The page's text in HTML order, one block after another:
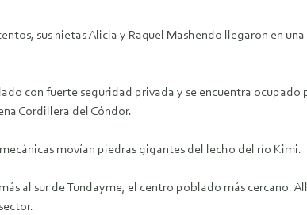
sus nietas Alicia y Raquel Mashendo llegaron en
con fuerte seguridad privada y se encuentra
Cordillera del Cóndor.
movían piedras gigantes del lecho del río Kimi.
al sur de Tundayme, el centro poblado más cercano.